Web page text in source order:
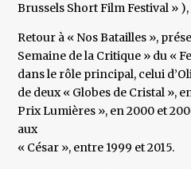
Brussels Short Film Festival »
Retour à « Nos Batailles »,
Semaine de la Critique » du «
dans le rôle principal, celui
de deux « Globes de Cristal »,
Prix Lumières », en 2000 et
aux
« César », entre 1999 et 2015.